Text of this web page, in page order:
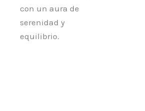
con un aura de
serenidad y
equilibrio.